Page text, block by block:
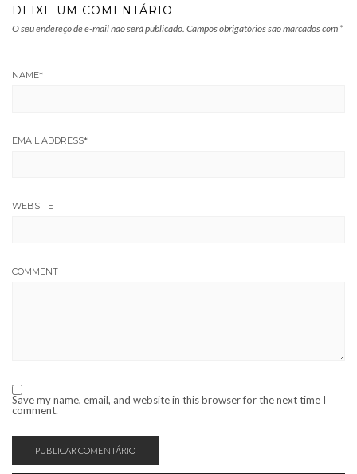
DEIXE UM COMENTÁRIO
O seu endereço de e-mail não será publicado. Campos obrigatórios são marcados com *
NAME*
EMAIL ADDRESS*
WEBSITE
COMMENT
Save my name, email, and website in this browser for the next time I
comment.